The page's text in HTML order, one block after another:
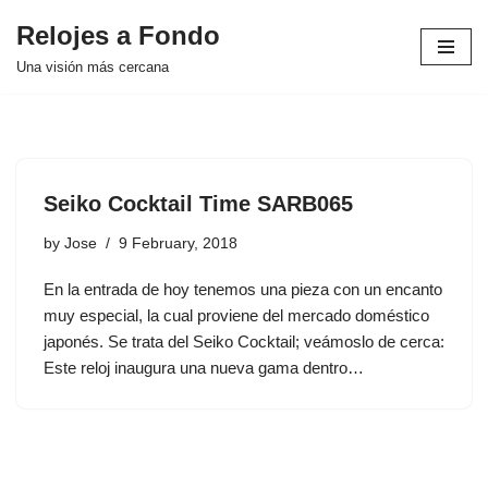
Skip
Relojes a Fondo
Una visión más cercana
Seiko Cocktail Time SARB065
by Jose 9 February, 2018
En la entrada de hoy tenemos una pieza con un encanto
muy especial, la cual proviene del mercado doméstico
japonés. Se trata del Seiko Cocktail; veámoslo de cerca:
Este reloj inaugura una nueva gama dentro…